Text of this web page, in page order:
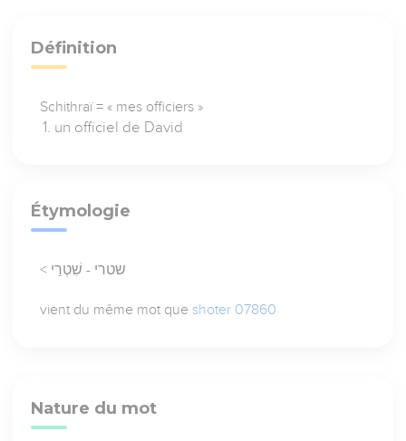
Définition
Schithraï = « mes officiers »
un officiel de David
Étymologie
< שטרי - שִׁטְרַי
vient du même mot que shoter 07860
Nature du mot